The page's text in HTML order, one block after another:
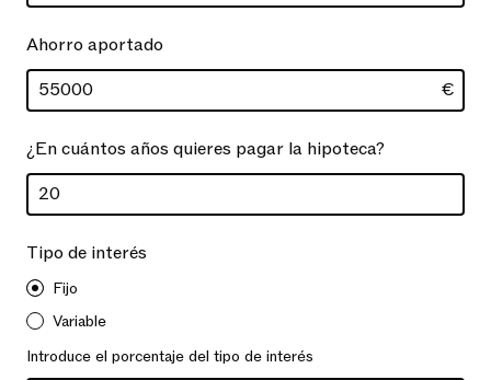
Ahorro aportado
€
¿En cuántos años quieres pagar la hipoteca?
Tipo de interés
Fijo
Variable
Introduce el porcentaje del tipo de interés